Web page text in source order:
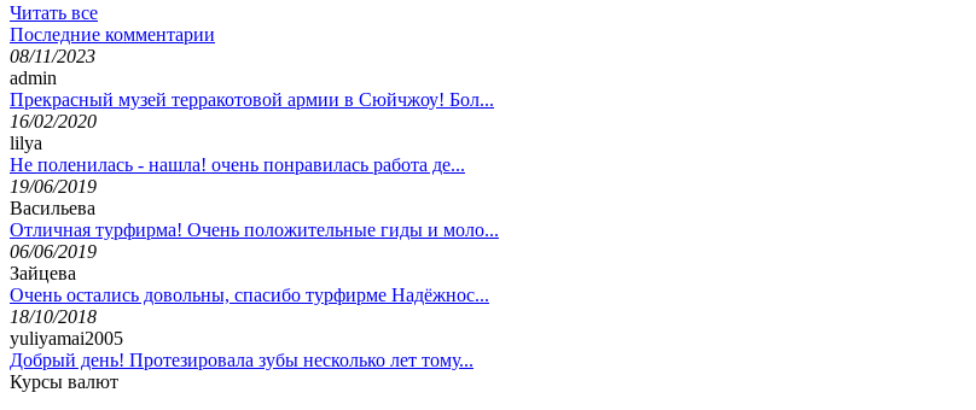
Читать все
Последние комментарии
08/11/2023
admin
Прекрасный музей терракотовой армии в Сюйчжоу! Бол...
16/02/2020
lilya
Не поленилась - нашла! очень понравилась работа де...
19/06/2019
Васильева
Отличная турфирма! Очень положительные гиды и моло...
06/06/2019
Зайцева
Очень остались довольны, спасибо турфирме Надёжнос...
18/10/2018
yuliyamai2005
Добрый день! Протезировала зубы несколько лет тому...
Курсы валют